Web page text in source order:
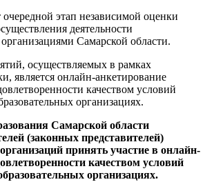
очередной этап независимой оценки
деятельности
Самарской области.
осуществляемых в рамках
является онлайн-анкетирование
качеством условий
организациях.
Самарской области
(законных представителей)
принять участие в онлайн-
качеством условий
организациях.